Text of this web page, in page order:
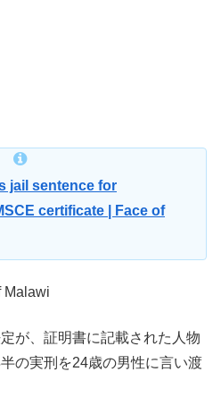
jail sentence for
certificate | Face of
Malawi
が、証明書に記載された人物
の実刑を24歳の男性に言い渡